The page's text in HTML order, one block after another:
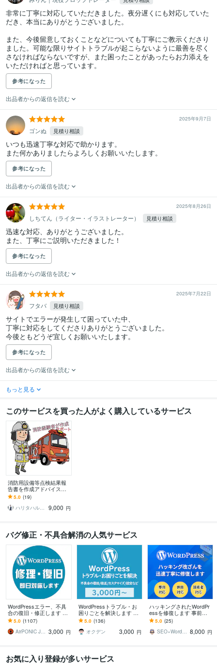
非常に丁寧に対応していただきました。夜分遅くにも対応していた
だき、本当にありがとうございました。
また、今後留意しておくことなどについても丁寧にご教示くださり
ました。可能な限りサイトトラブルが起こらないように最善を尽く
さなければならないですが、また困ったことがあったらお力添えを
いただければと思っています。
参考になった
出品者からの返信を読む
2025年9月7日
ゴンぬ 見積り相談
いつも迅速丁寧な対応で助かります。
また何かありましたらよろしくお願いいたします。
参考になった
出品者からの返信を読む
2025年8月26日
しちてん（ライター・イラストレーター） 見積り相談
迅速な対応、ありがとうございました。
また、丁寧にご説明いただきました！
参考になった
出品者からの返信を読む
2025年7月22日
フタバ 見積り相談
サイトでエラーが発生して困っていた中、
丁寧に対応をしてくださりありがとうございました。
今後ともどうぞ宜しくお願いいたします。
参考になった
出品者からの返信を読む
もっと見る
このサービスを買った人がよく購入しているサービス
消防用設備等点検結果報
告書を作成アドバイスし
ます 元消防職員が作成ア
ドバイス。消火器や誘導
標識など
5.0 (19)
ハリタハルヒコ（元消防職員）
9,000 円
バグ修正・不具合解消の人気サービス
WordPressエラー、不具
合の復旧・修正します ワ
ードプレスログイン、マ
ルウェア、サイトエラー
改善を即日対応
5.0 (1107)
AirPONIC JOHN（ジョン） 3,000 円
WordPressトラブル・お
困りごとを解決します ワ
ードプレス不具合の復旧/
修正/カスタマイズ/設定な
ど
5.0 (136)
オクデン
3,000 円
ハッキングされたWordPr
essを修復します 事前調
査無料｜即日対応｜土日
祝深夜作業可｜セキュリ
ティ強化
5.0 (25)
SEO×WordPressエンジニア瀬尾 8,000 円
お気に入り登録が多いサービス